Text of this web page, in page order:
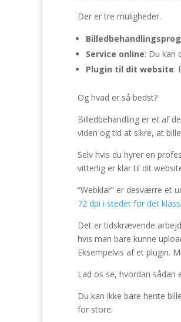
Der er tre muligheder.
Service online: Du kan
Plugin til dit website:
Og hvad er så bedst?
Billedbehandling er et af
viden og tid at sikre, at
Selv hvis du hyrer en
vitterlig er klar til dit
“Webklar” er desværre et
72 dpi i stedet for det
Det er tidskrævende
hvis man bare kunne
Eksempelvis af et plugin.
Lad os se, hvordan
Du kan ikke bare hente
for store: